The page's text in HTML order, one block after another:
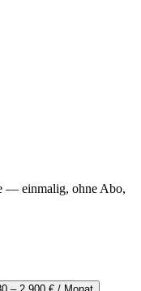
— einmalig, ohne Abo,